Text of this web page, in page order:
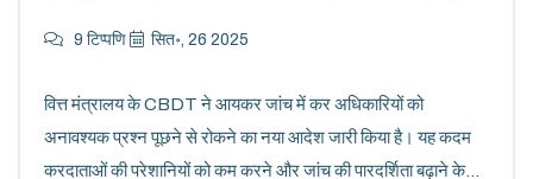
9 टिप्पणि सित॰, 26 2025
वित्त मंत्रालय के CBDT ने आयकर जांच में कर अधिकारियों को
अनावश्यक प्रश्न पूछने से रोकने का नया आदेश जारी किया है। यह कदम
करदाताओं की परेशानियों को कम करने और जांच की पारदर्शिता बढ़ाने के